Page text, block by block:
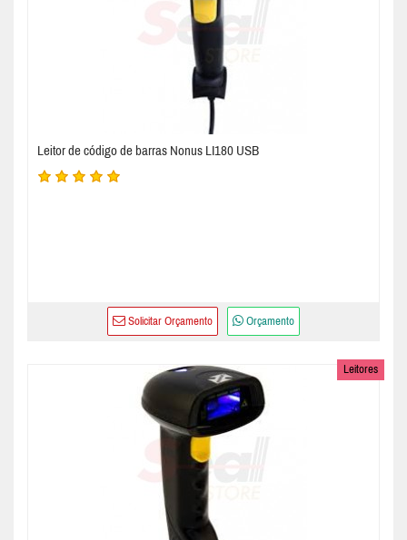
Leitor de código de barras Nonus LI180 USB
Solicitar Orçamento Orçamento
Leitores